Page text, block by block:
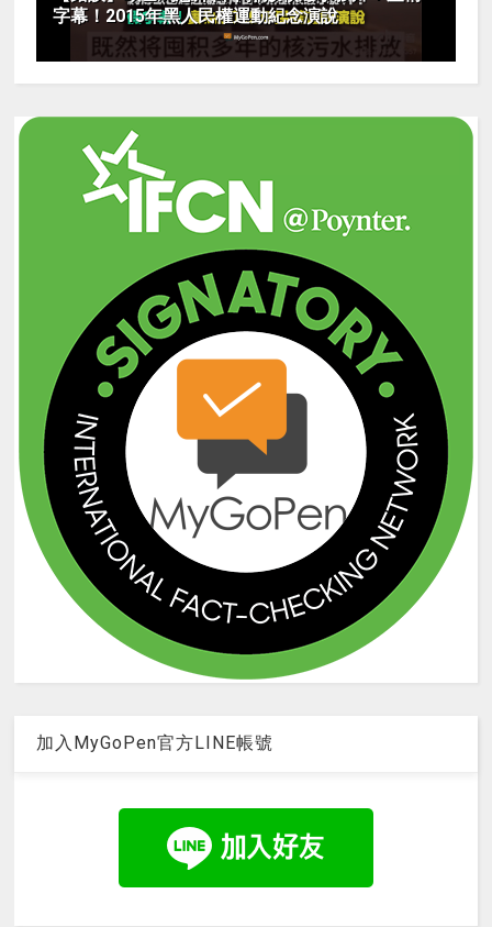
字幕！2015年黑人民權運動紀念演說
加入MyGoPen官方LINE帳號